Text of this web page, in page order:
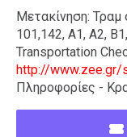
Μετακίνηση:
101,142, A1, A2,
Transportation
http://
Πληροφορίες -